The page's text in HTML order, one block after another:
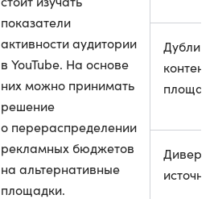
показатели
активности аудитории
в YouTube. На основе
них можно принимать
решение
о перераспределении
рекламных бюджетов
на альтернативные
площадки.